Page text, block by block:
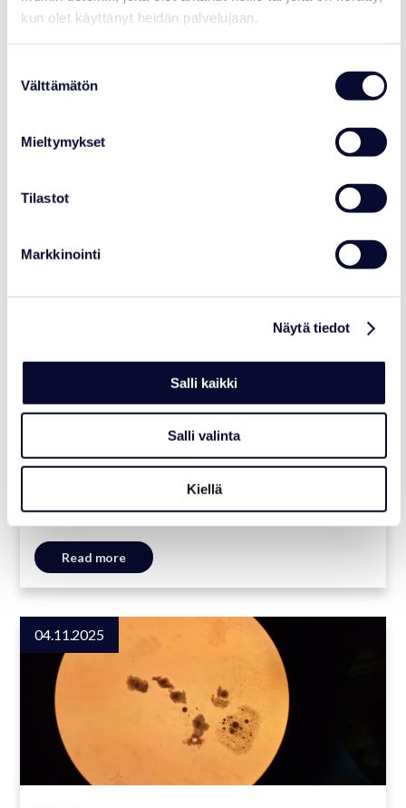
kun olet käyttänyt heidän palvelujaan.
valinta
Välttämätön
Mieltymykset
Tilastot
Markkinointi
Näytä tiedot
Salli kaikki
Salli valinta
Kiellä
Brown Bear Begins Hibernation
Read more
NEWS
Pharmacy cabinet at reception closed
Nov 7 - Nov 10
Read more
04.11.2025